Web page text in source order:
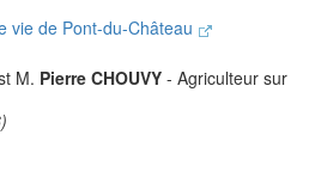
vie de Pont-du-Château
M. Pierre CHOUVY - Agriculteur sur